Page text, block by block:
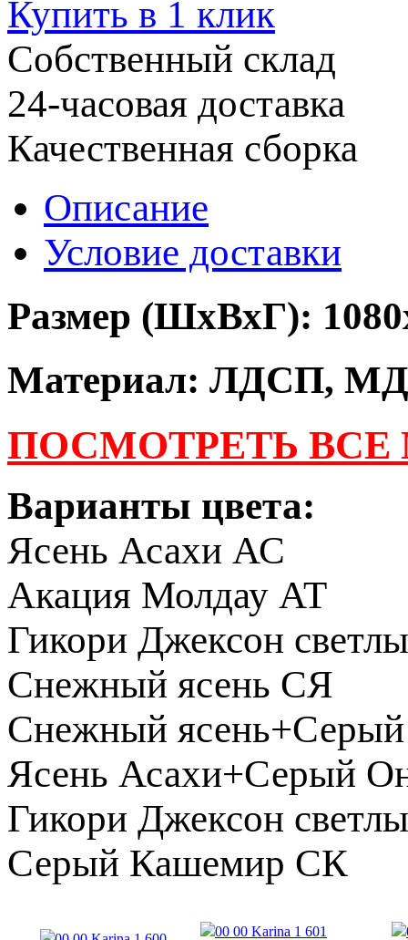
Купить в 1 клик
Собственный склад
24-часовая доставка
Качественная сборка
Описание
Условие доставки
Размер (ШхВхГ):
Материал: ЛДСП,
ПОСМОТРЕТЬ
Варианты цвета:
Ясень Асахи АС
Акация Молдау АТ
Гикори Джексон
Снежный ясень СЯ
Снежный
Ясень Асахи+Серый
Гикори Джексон
Серый Кашемир СК